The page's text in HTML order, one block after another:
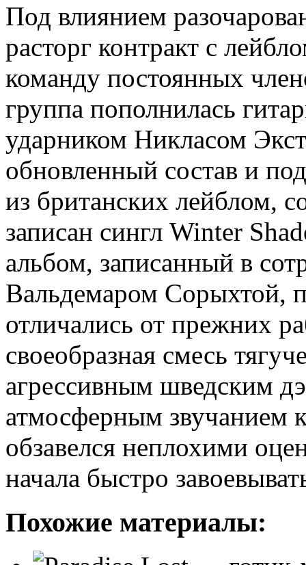
Под влиянием
расторг контракт с
команду постоянных
группа пополнилась
ударником Никласом
обновленный состав и
из британских лейблом,
записан сингл Winter
альбом, записанный в
Вальдемаром Сорыхтой,
отличались от прежних
своеобразная смесь
агрессивным шведским
атмосферным звучанием
обзавелся неплохими
начала быстро
Похожие материалы: